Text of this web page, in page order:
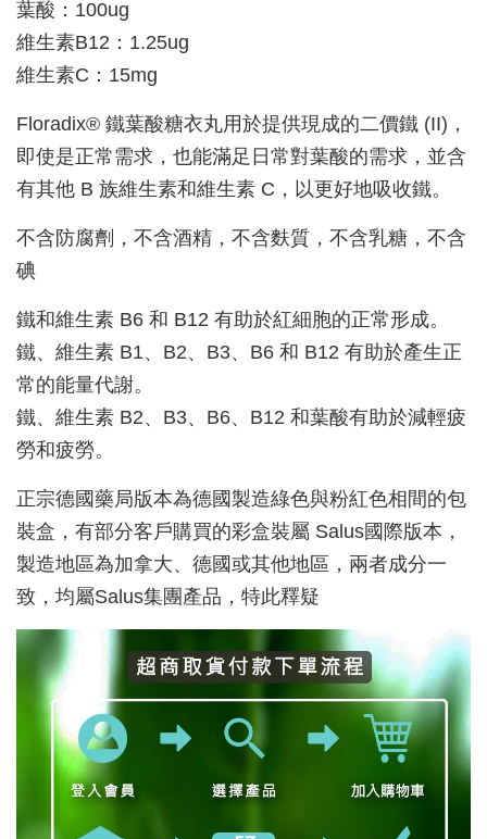
葉酸：100ug
維生素B12：1.25ug
維生素C：15mg
Floradix® 鐵葉酸糖衣丸用於提供現成的二價鐵 (II)，
即使是正常需求，也能滿足日常對葉酸的需求，並含
有其他 B 族維生素和維生素 C，以更好地吸收鐵。
不含防腐劑，不含酒精，不含麩質，不含乳糖，不含
碘
鐵和維生素 B6 和 B12 有助於紅細胞的正常形成。
鐵、維生素 B1、B2、B3、B6 和 B12 有助於產生正
常的能量代謝。
鐵、維生素 B2、B3、B6、B12 和葉酸有助於減輕疲
勞和疲勞。
正宗德國藥局版本為德國製造綠色與粉紅色相間的包
裝盒，有部分客戶購買的彩盒裝屬 Salus國際版本，
製造地區為加拿大、德國或其他地區，兩者成分一
致，均屬Salus集團產品，特此釋疑